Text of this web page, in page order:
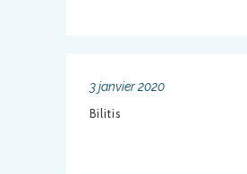
3 janvier 2020
Bilitis